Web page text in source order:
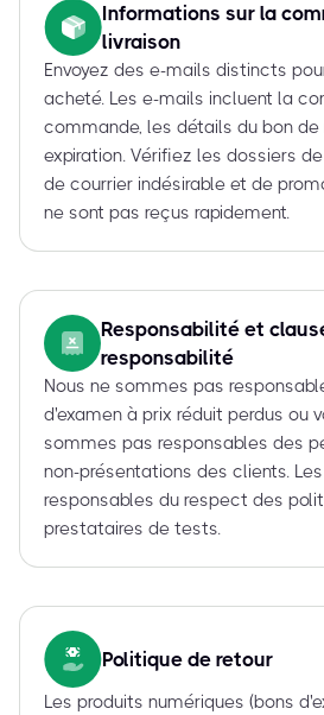
Informations sur la
livraison
Envoyez des e-mails distincts
acheté. Les e-mails incluent la
commande, les détails du bon
expiration. Vérifiez les dossiers
de courrier indésirable et de
ne sont pas reçus rapidement.
Responsabilité et
responsabilité
Nous ne sommes pas
d'examen à prix réduit perdus ou
sommes pas responsables des
non-présentations des clients.
responsables du respect des
prestataires de tests.
Politique de retour
Les produits numériques (bons